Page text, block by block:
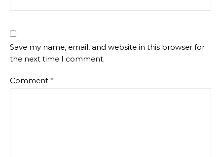
Save my name, email, and website in this browser for
the next time I comment.
Comment *